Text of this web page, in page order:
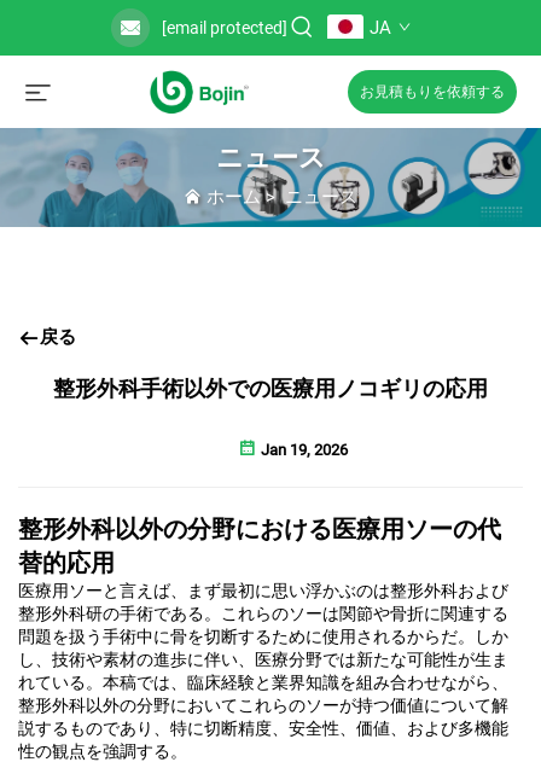
[email protected] JA
お見積もりを依頼する
ニュース
ホーム>ニュース
戻る
整形外科手術以外での医療用ノコギリの応用
Jan 19, 2026
整形外科以外の分野における医療用ソーの代
替的応用
医療用ソーと言えば、まず最初に思い浮かぶのは整形外科および
整形外科研の手術である。これらのソーは関節や骨折に関連する
問題を扱う手術中に骨を切断するために使用されるからだ。しか
し、技術や素材の進歩に伴い、医療分野では新たな可能性が生ま
れている。本稿では、臨床経験と業界知識を組み合わせながら、
整形外科以外の分野においてこれらのソーが持つ価値について解
説するものであり、特に切断精度、安全性、価値、および多機能
性の観点を強調する。